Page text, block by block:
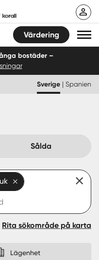
Värdering
bostäder –
Sverige | Spanien
Sålda
Rita sökområde på karta
Lägenhet